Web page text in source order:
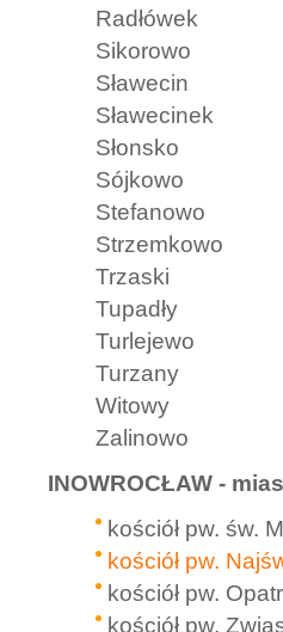
Radłówek
Sikorowo
Sławecin
Sławecinek
Słonsko
Sójkowo
Stefanowo
Strzemkowo
Trzaski
Tupadły
Turlejewo
Turzany
Witowy
Zalinowo
INOWROCŁAW -
kościół pw. św.
kościół pw.
kościół pw.
kościół pw.